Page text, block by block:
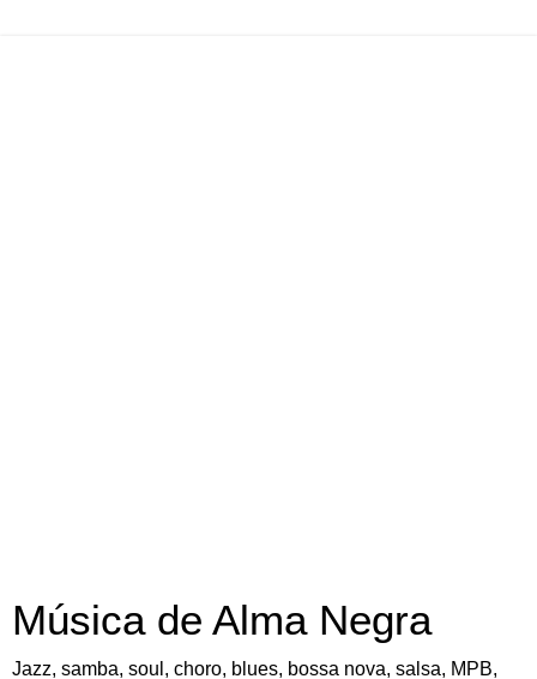
Música de Alma Negra
Jazz, samba, soul, choro, blues, bossa nova, salsa, MPB,